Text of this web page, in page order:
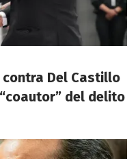
contra Del Castillo
del delito